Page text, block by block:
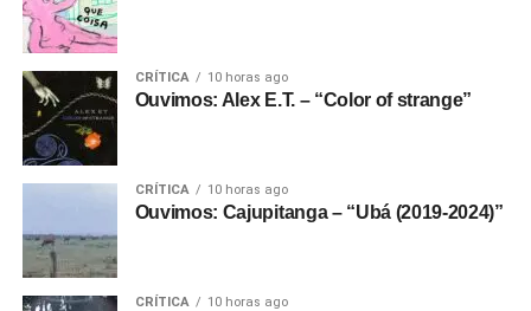
CRÍTICA 10 horas ago
Ouvimos: Alex E.T. – “Color of strange”
CRÍTICA 10 horas ago
Ouvimos: Cajupitanga – “Ubá (2019-2024)”
CRÍTICA 10 horas ago